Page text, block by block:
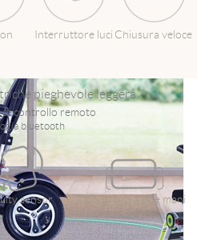
Interruttore luci Chiusura veloce
pieghevole leggera
di controllo remoto
bluetooth
sensor Controllo a due mani